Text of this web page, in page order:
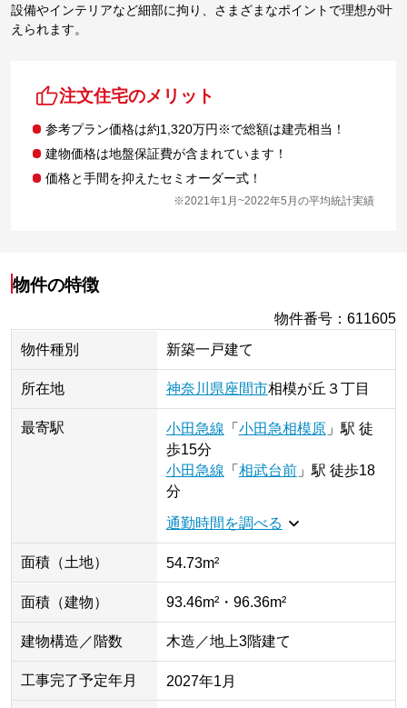
設備やインテリアなど細部に拘り、さまざまなポイントで理想が叶
えられます。
注文住宅のメリット
参考プラン価格は約1,320万円※で総額は建売相当！
建物価格は地盤保証費が含まれています！
価格と手間を抑えたセミオーダー式！
※2021年1月~2022年5月の平均統計実績
物件の特徴
物件番号 ：611605
物件種別
新築一戸建て
所在地 神奈川県座間市相模が丘 ３丁目
最寄駅 小田急線 「 小田急相模原」 駅 徒
歩15分
小田急線 「 相武台前」 駅 徒歩18
分
通勤時間を調べる
面積（土地） 54.73m²
面積（建物） 93.46m²・96.36m²
建物構造／階数 木造／地上3階建て
工事完了予定年月 2027年1月